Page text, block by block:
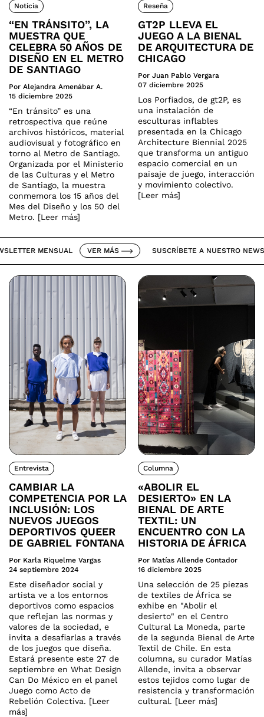
Noticia
“EN TRÁNSITO”, LA
MUESTRA QUE
CELEBRA 50 AÑOS DE
DISEÑO EN EL METRO
DE SANTIAGO
Por Alejandra Amenábar A.
15 diciembre 2025
“En tránsito” es una
retrospectiva que reúne
archivos históricos, material
audiovisual y fotográfico en
torno al Metro de Santiago.
Organizada por el Ministerio
de las Culturas y el Metro
de Santiago, la muestra
conmemora los 15 años del
Mes del Diseño y los 50 del
Metro. [Leer más]
Reseña
GT2P LLEVA EL
JUEGO A LA BIENAL
DE ARQUITECTURA DE
CHICAGO
Por Juan Pablo Vergara
07 diciembre 2025
Los Porfiados, de gt2P, es
una instalación de
esculturas inflables
presentada en la Chicago
Architecture Biennial 2025
que transforma un antiguo
espacio comercial en un
paisaje de juego, interacción
y movimiento colectivo.
[Leer más]
MENSUAL VER MÁS SUSCRÍBETE A NUESTRO
Entrevista
CAMBIAR LA
COMPETENCIA POR LA
INCLUSIÓN: LOS
NUEVOS JUEGOS
DEPORTIVOS QUEER
DE GABRIEL FONTANA
Por Karla Riquelme Vargas
24 septiembre 2024
Este diseñador social y
artista ve a los entornos
deportivos como espacios
que reflejan las normas y
valores de la sociedad, e
invita a desafiarlas a través
de los juegos que diseña.
Estará presente este 27 de
septiembre en What Design
Can Do México en el panel
Juego como Acto de
Rebelión Colectiva. [Leer
más]
Columna
«ABOLIR EL
DESIERTO» EN LA
BIENAL DE ARTE
TEXTIL: UN
ENCUENTRO CON LA
HISTORIA DE ÁFRICA
Por Matías Allende Contador
16 diciembre 2025
Una selección de 25 piezas
de textiles de África se
exhibe en "Abolir el
desierto" en el Centro
Cultural La Moneda, parte
de la segunda Bienal de Arte
Textil de Chile. En esta
columna, su curador Matías
Allende, invita a observar
estos tejidos como lugar de
resistencia y transformación
cultural. [Leer más]